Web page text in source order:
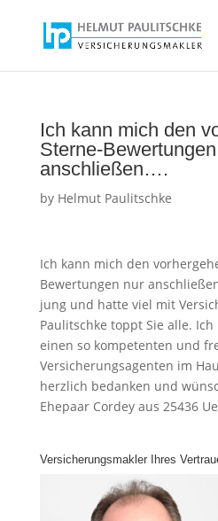
Ich kann mich den
Sterne-
anschließen….
by Helmut Paulitschke
Ich kann mich den
Bewertungen nur
jung und hatte viel mit
Paulitschke toppt Sie alle.
einen so kompetenten und
Versicherungsagenten im
herzlich bedanken und
Ehepaar Cordey aus 25436
Versicherungsmakler Ihres